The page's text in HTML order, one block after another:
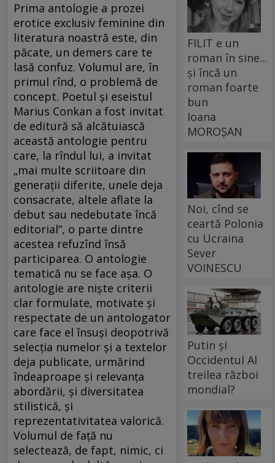
Prima antologie a prozei
erotice exclusiv feminine din
literatura noastră este, din
păcate, un demers care te
lasă confuz. Volumul are, în
primul rînd, o problemă de
concept. Poetul şi eseistul
Marius Conkan a fost invitat
de editură să alcătuiască
această antologie pentru
care, la rîndul lui, a invitat
„mai multe scriitoare din
generaţii diferite, unele deja
consacrate, altele aflate la
debut sau nedebutate încă
editorial“, o parte dintre
acestea refuzînd însă
participarea. O antologie
tematică nu se face aşa. O
antologie are nişte criterii
clar formulate, motivate şi
respectate de un antologator
care face el însuşi deopotrivă
selecţia numelor şi a textelor
deja publicate, urmărind
îndeaproape şi relevanţa
abordării, şi diversitatea
stilistică, şi
reprezentativitatea valorică.
Volumul de faţă nu
selectează, de fapt, nimic, ci
FILIT e un
roman în sine...
și încă un
roman foarte
bun
Ioana
MOROȘAN
Noi, cînd se
ceartă Polonia
cu Ucraina
Sever
VOINESCU
Putin și
Occidentul Al
treilea război
mondial?